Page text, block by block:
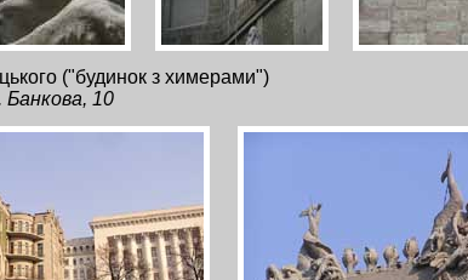
("будинок з химерами")
Банкова, 10